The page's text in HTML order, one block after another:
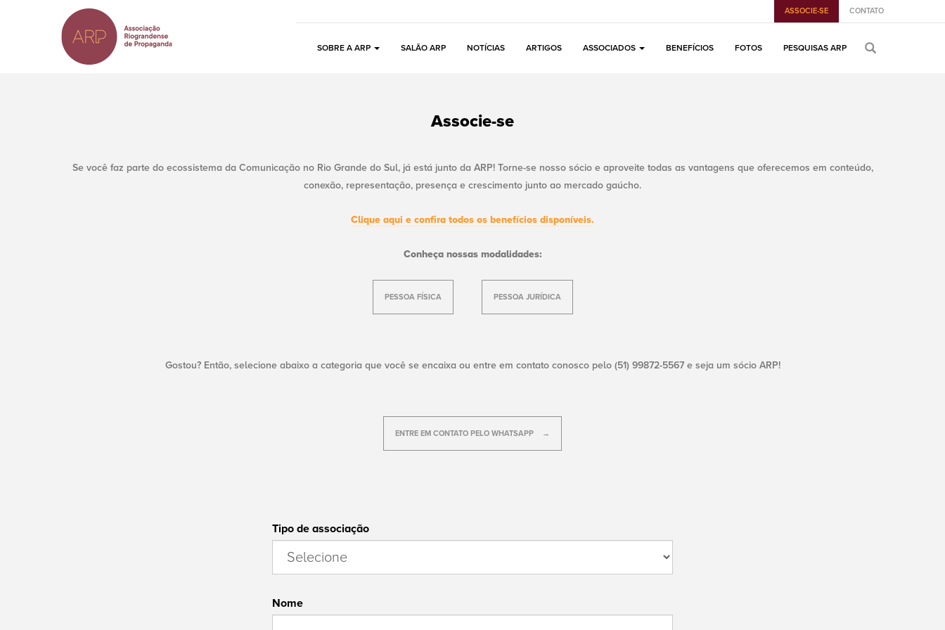
ASSOCIE-SE CONTATO
SOBRE A ARP SALÃO ARP NOTÍCIAS ARTIGOS ASSOCIADOS BENEFÍCIOS FOTOS PESQUISAS ARP
Associe-se
Se você faz parte do ecossistema da Comunicação no Rio Grande do Sul, já está junto da ARP! Torne-se nosso sócio e aproveite todas as vantagens que oferecemos em conteúdo,
conexão, representação, presença e crescimento junto ao mercado gaúcho.
Clique aqui e confira todos os benefícios disponíveis.
Conheça nossas modalidades:
PESSOA FÍSICA PESSOA JURÍDICA
Gostou? Então, selecione abaixo a categoria que você se encaixa ou entre em contato conosco pelo (51) 99872-5567 e seja um sócio ARP!
ENTRE EM CONTATO PELO WHATSAPP
Tipo de associação
Nome